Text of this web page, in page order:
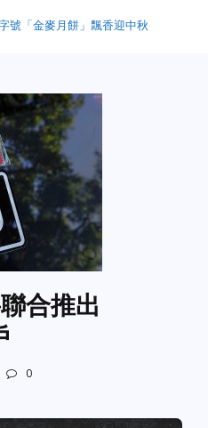
號「金麥月餅」飄香迎中秋
合推出
0